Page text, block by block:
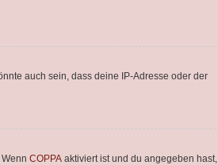
auch sein, dass deine IP-Adresse oder der
COPPA aktiviert ist und du angegeben hast,